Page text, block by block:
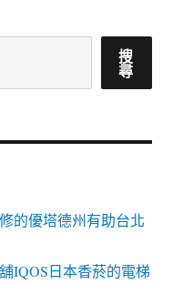
搜
尋
的優塔德州有助台北
IQOS日本香菸的電梯